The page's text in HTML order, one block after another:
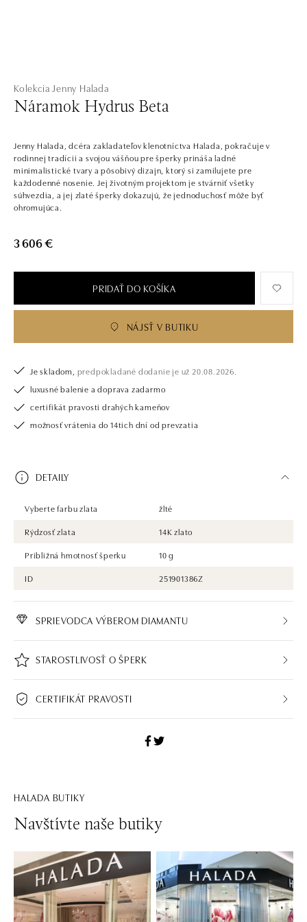
Kolekcia Jenny Halada
Náramok Hydrus Beta
Jenny Halada, dcéra zakladateľov klenotníctva Halada, pokračuje v
rodinnej tradícii a svojou vášňou pre šperky prináša ladné
minimalistické tvary a pôsobivý dizajn, ktorý si zamilujete pre
každodenné nosenie. Jej životným projektom je stvárniť všetky
súhvezdia, a jej zlaté šperky dokazujú, že jednoduchosť môže byť
ohromujúca.
3 606 €
PRIDAŤ DO KOŠÍKA
NÁJSŤ V BUTIKU
Je skladom, predpokladané dodanie je už 20.08.2026.
luxusné balenie a doprava zadarmo
certifikát pravosti drahých kameňov
možnosť vrátenia do 14tich dní od prevzatia
DETAILY
Vyberte farbu zlata
žlté
Rýdzosť zlata
14K zlato
Približná hmotnosť šperku
10 g
ID
251901386Z
SPRIEVODCA VÝBEROM DIAMANTU
STAROSTLIVOSŤ O ŠPERK
CERTIFIKÁT PRAVOSTI
HALADA BUTIKY
Navštívte naše butiky